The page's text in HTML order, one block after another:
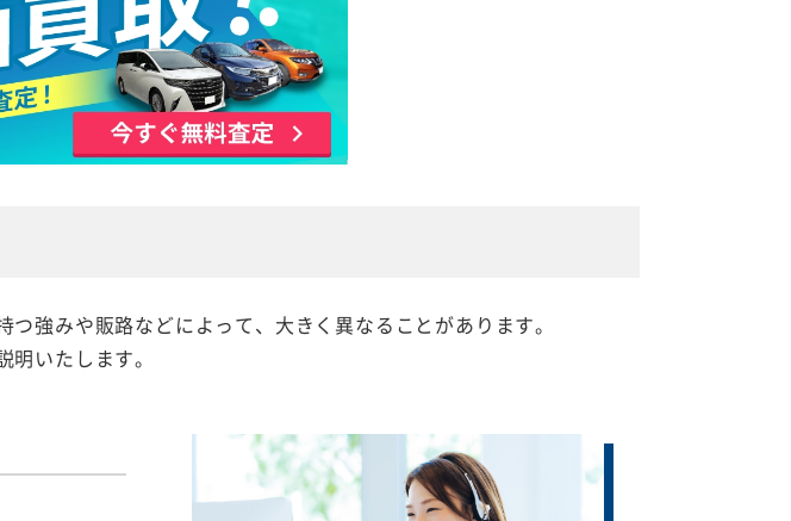
強みや販路などによって、大きく異なることがあります。
いたします。